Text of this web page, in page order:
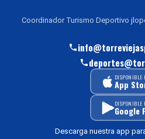
Coordinador Turismo Deportivo
DISPONIBLE
App
DISPONIBLE
Google
Descarga nuestra app